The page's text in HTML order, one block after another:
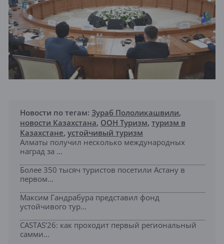
Новости по тегам: Зураб Пололикашвили,
новости Казахстана, ООН Туризм, туризм в
Казахстане, устойчивый туризм
Алматы получил несколько международных
наград за ...
Более 350 тысяч туристов посетили Астану в
первом...
Максим Гандрабура представил фонд
устойчивого тур...
CASTAS’26: как проходит первый региональный
самми...